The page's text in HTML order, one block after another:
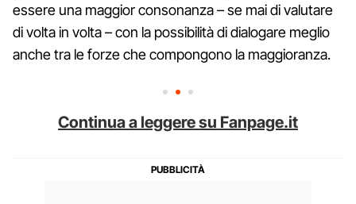
essere una maggior consonanza – se mai di valutare
di volta in volta – con la possibilità di dialogare meglio
anche tra le forze che compongono la maggioranza.
Continua a leggere su Fanpage.it